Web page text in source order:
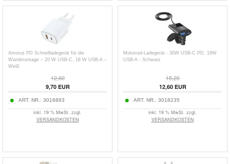
Amorus PD Schnellladegerät für die
Wandmontage – 20 W USB-C, 18 W USB-A –
Weiß
12,60
9,70EUR
ART. NR.: 3016893
inkl. 19 % MwSt. zzgl.
VERSANDKOSTEN
Motorrad-Ladegerät - 30W USB-C PD, 18W
USB-A - Schwarz
15,20
12,60EUR
ART. NR.: 3018235
inkl. 19 % MwSt. zzgl.
VERSANDKOSTEN